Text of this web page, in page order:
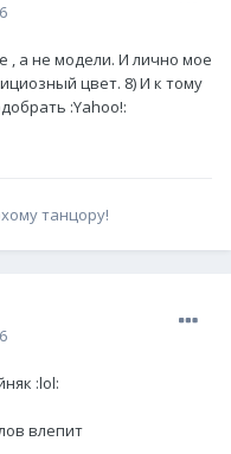
а не модели. И лично мое
цвет. 8) И к тому
:Yahoo!:
танцору!
:lol:
влепит